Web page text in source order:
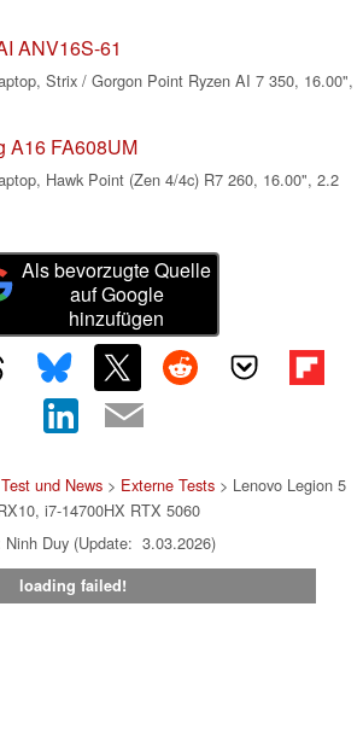
ANV16S-61
Strix / Gorgon Point Ryzen AI 7 350, 16.00",
A16 FA608UM
Hawk Point (Zen 4/4c) R7 260, 16.00", 2.2
Als bevorzugte Quelle
auf Google
hinzufügen
und News > Externe Tests > Lenovo Legion 5
i7-14700HX RTX 5060
Ninh Duy (Update: 3.03.2026)
loading failed!